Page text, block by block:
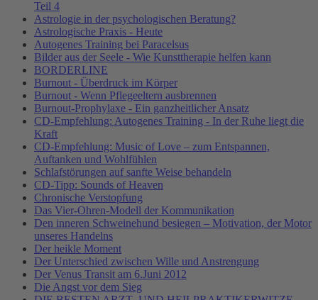
Teil 4
Astrologie in der psychologischen Beratung?
Astrologische Praxis - Heute
Autogenes Training bei Paracelsus
Bilder aus der Seele - Wie Kunsttherapie helfen kann
BORDERLINE
Burnout - Überdruck im Körper
Burnout - Wenn Pflegeeltern ausbrennen
Burnout-Prophylaxe - Ein ganzheitlicher Ansatz
CD-Empfehlung: Autogenes Training - In der Ruhe liegt die
Kraft
CD-Empfehlung: Music of Love – zum Entspannen,
Auftanken und Wohlfühlen
Schlafstörungen auf sanfte Weise behandeln
CD-Tipp: Sounds of Heaven
Chronische Verstopfung
Das Vier-Ohren-Modell der Kommunikation
Den inneren Schweinehund besiegen – Motivation, der Motor
unseres Handelns
Der heikle Moment
Der Unterschied zwischen Wille und Anstrengung
Der Venus Transit am 6.Juni 2012
Die Angst vor dem Sieg